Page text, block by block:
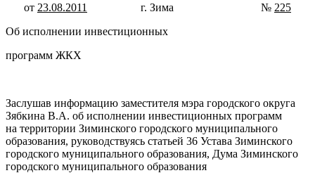
от 23.08.2011 г. Зима № 225
Об исполнении инвестиционных
программ ЖКХ
Заслушав информацию заместителя мэра городского округа
Зябкина В.А. об исполнении инвестиционных программ
на территории Зиминского городского муниципального
образования, руководствуясь статьей 36 Устава Зиминского
городского муниципального образования, Дума Зиминского
городского муниципального образования